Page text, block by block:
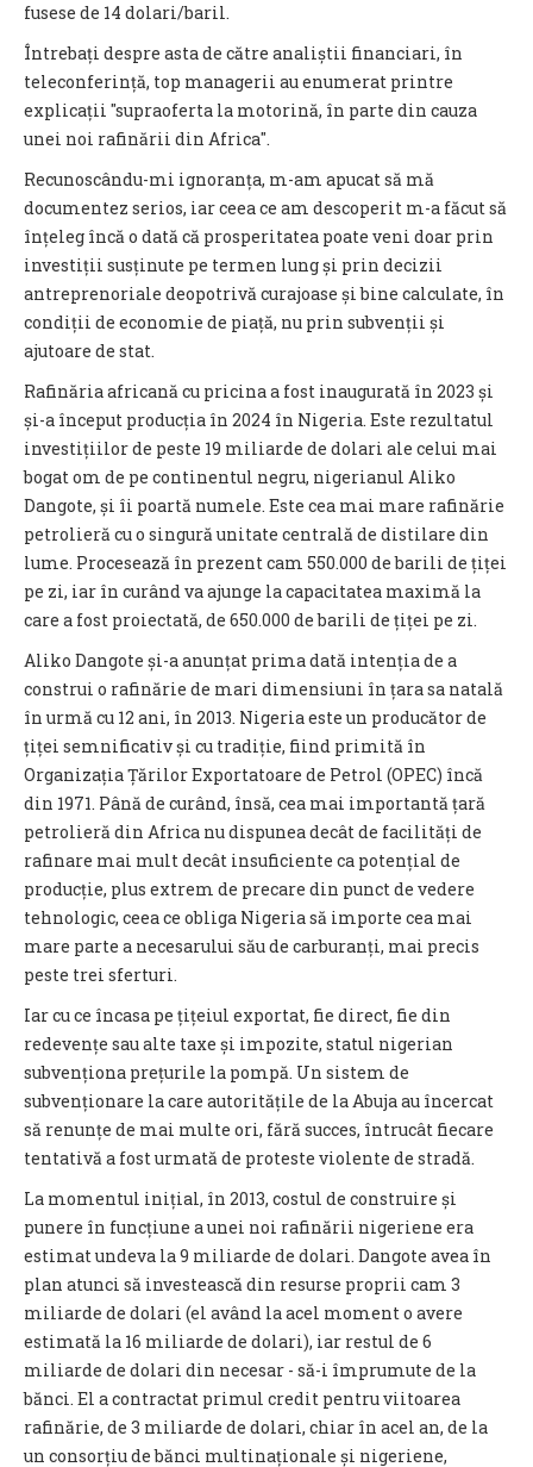
fusese de 14 dolari/baril.
Întrebați despre asta de către analiștii financiari, în
teleconferință, top managerii au enumerat printre
explicații ″supraoferta la motorină, în parte din cauza
unei noi rafinării din Africa″.
Recunoscându-mi ignoranța, m-am apucat să mă
documentez serios, iar ceea ce am descoperit m-a făcut să
înțeleg încă o dată că prosperitatea poate veni doar prin
investiții susținute pe termen lung și prin decizii
antreprenoriale deopotrivă curajoase și bine calculate, în
condiții de economie de piață, nu prin subvenții și
ajutoare de stat.
Rafinăria africană cu pricina a fost inaugurată în 2023 și
și-a început producția în 2024 în Nigeria. Este rezultatul
investițiilor de peste 19 miliarde de dolari ale celui mai
bogat om de pe continentul negru, nigerianul Aliko
Dangote, și îi poartă numele. Este cea mai mare rafinărie
petrolieră cu o singură unitate centrală de distilare din
lume. Procesează în prezent cam 550.000 de barili de țiței
pe zi, iar în curând va ajunge la capacitatea maximă la
care a fost proiectată, de 650.000 de barili de țiței pe zi.
Aliko Dangote și-a anunțat prima dată intenția de a
construi o rafinărie de mari dimensiuni în țara sa natală
în urmă cu 12 ani, în 2013. Nigeria este un producător de
țiței semnificativ și cu tradiție, fiind primită în
Organizația Țărilor Exportatoare de Petrol (OPEC) încă
din 1971. Până de curând, însă, cea mai importantă țară
petrolieră din Africa nu dispunea decât de facilități de
rafinare mai mult decât insuficiente ca potențial de
producție, plus extrem de precare din punct de vedere
tehnologic, ceea ce obliga Nigeria să importe cea mai
mare parte a necesarului său de carburanți, mai precis
peste trei sferturi.
Iar cu ce încasa pe țițeiul exportat, fie direct, fie din
redevențe sau alte taxe și impozite, statul nigerian
subvenționa prețurile la pompă. Un sistem de
subvenționare la care autoritățile de la Abuja au încercat
să renunțe de mai multe ori, fără succes, întrucât fiecare
tentativă a fost urmată de proteste violente de stradă.
La momentul inițial, în 2013, costul de construire și
punere în funcțiune a unei noi rafinării nigeriene era
estimat undeva la 9 miliarde de dolari. Dangote avea în
plan atunci să investească din resurse proprii cam 3
miliarde de dolari (el având la acel moment o avere
estimată la 16 miliarde de dolari), iar restul de 6
miliarde de dolari din necesar - să-i împrumute de la
bănci. El a contractat primul credit pentru viitoarea
rafinărie, de 3 miliarde de dolari, chiar în acel an, de la
un consorțiu de bănci multinaționale și nigeriene,